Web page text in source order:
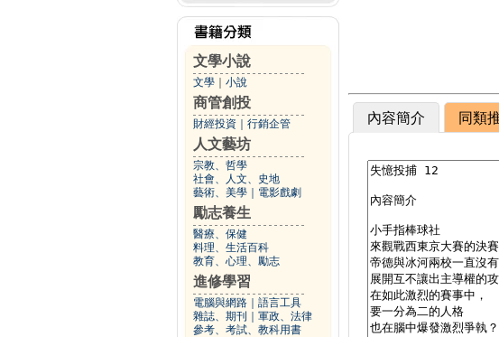
文學小說
文學 小說
商管創投
財經投資 行銷企管
人文藝坊
宗教、哲學
社會、人文、史地
藝術、美學
電影戲劇
勵志養生
醫療、保健
料理、生活百科
教育、心理、勵志
進修學習
電腦與網路
語言工具
雜誌、期刊
軍政、法律
參考、考試、教科用書
內容簡介 同類